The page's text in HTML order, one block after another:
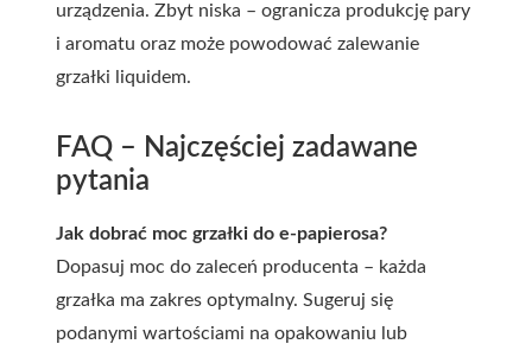
urządzenia. Zbyt niska – ogranicza produkcję pary
i aromatu oraz może powodować zalewanie
grzałki liquidem.
FAQ – Najczęściej zadawane
pytania
Jak dobrać moc grzałki do e-papierosa?
Dopasuj moc do zaleceń producenta – każda
grzałka ma zakres optymalny. Sugeruj się
podanymi wartościami na opakowaniu lub